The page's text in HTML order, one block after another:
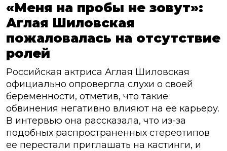
«Меня на пробы не зовут»:
Аглая Шиловская
пожаловалась на отсутствие
ролей
Российская актриса Аглая Шиловская
официально опровергла слухи о своей
беременности, отметив, что такие
обвинения негативно влияют на её карьеру.
В интервью она рассказала, что из-за
подобных распространенных стереотипов
ее перестали приглашать на кастинги, и